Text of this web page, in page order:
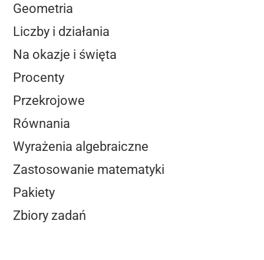
Geometria
Liczby i działania
Na okazje i święta
Procenty
Przekrojowe
Równania
Wyrażenia algebraiczne
Zastosowanie matematyki
Pakiety
Zbiory zadań